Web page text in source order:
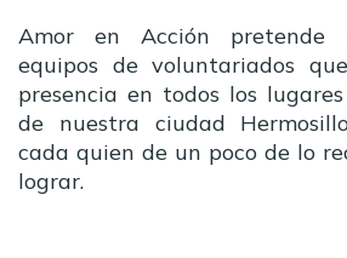
Amor en Acción pretende
equipos de voluntariados
presencia en todos los
de nuestra ciudad
cada quien de un poco de lo
lograr.